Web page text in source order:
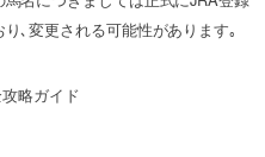
､変更される可能性があります｡
略ガイド